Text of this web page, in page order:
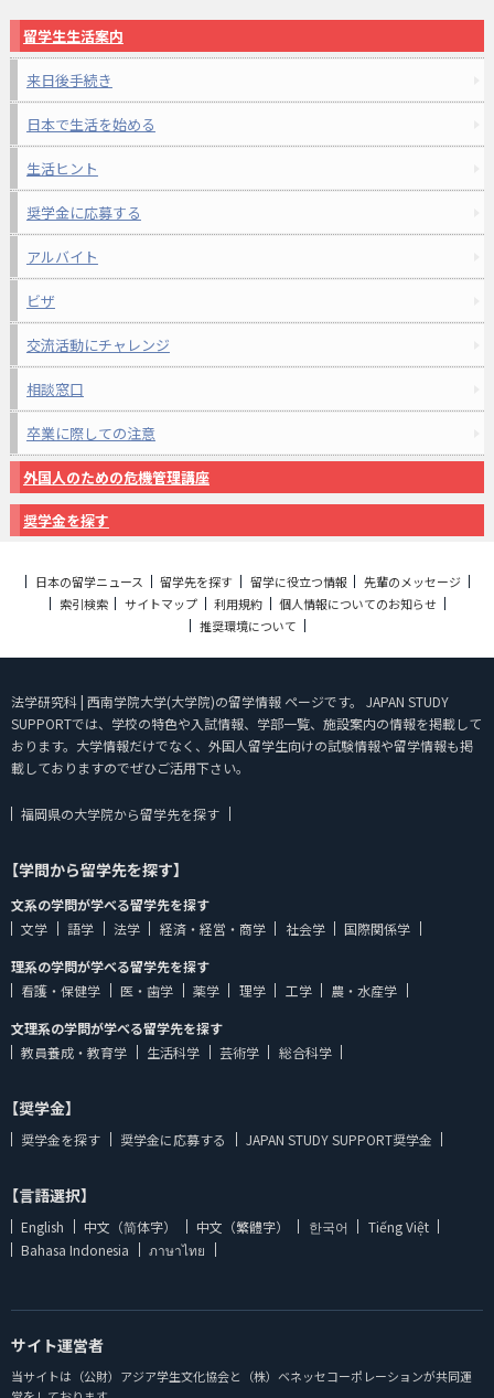
留学生生活案内
来日後手続き
日本で生活を始める
生活ヒント
奨学金に応募する
アルバイト
ビザ
交流活動にチャレンジ
相談窓口
卒業に際しての注意
外国人のための危機管理講座
奨学金を探す
日本の留学ニュース 留学先を探す 留学に役立つ情報
先輩のメッセージ
索引検索
サイトマップ 利用規約
個人情報についてのお知らせ
推奨環境について
法学研究科 | 西南学院大学(大学院)の留学情報 ページです。 JAPAN STUDY
SUPPORTでは、学校の特色や入試情報、学部一覧、施設案内の情報を掲載して
おります。大学情報だけでなく、外国人留学生向けの試験情報や留学情報も掲
載しておりますのでぜひご活用下さい。
福岡県の大学院から留学先を探す
【学問から留学先を探す】
文系の学問が学べる留学先を探す
文学
語学 法学 経済・経営・商学 社会学
国際関係学
理系の学問が学べる留学先を探す
看護・保健学
医・歯学 薬学 理学 工学
農・水産学
文理系の学問が学べる留学先を探す
教員養成・教育学
生活科学 芸術学 総合科学
【奨学金】
奨学金を探す 奨学金に応募する JAPAN STUDY SUPPORT奨学金
【言語選択】
English 中文（简体字） 中文（繁體字） 한국어
Tiếng Việt
Bahasa Indonesia
ภาษาไทย
サイト運営者
当サイトは（公財）アジア学生文化協会と（株）ベネッセコーポレーションが共同運